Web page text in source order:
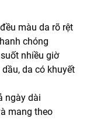
màu da rõ rệt
chóng
nhiều giờ
da có khuyết
ngày dài
mang theo